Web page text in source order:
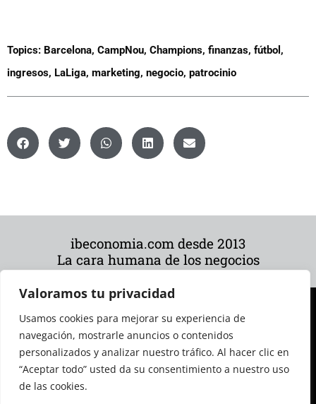
Valoramos tu privacidad
Usamos cookies para mejorar su experiencia de
navegación, mostrarle anuncios o contenidos
personalizados y analizar nuestro tráfico. Al hacer clic en
“Aceptar todo” usted da su consentimiento a nuestro uso
de las cookies.
Topics: Barcelona, CampNou, Champions, finanzas, fútbol ,
ingresos, LaLiga, marketing, negocio, patrocinio
ibeconomia.com desde 2013
La cara humana de los negocios